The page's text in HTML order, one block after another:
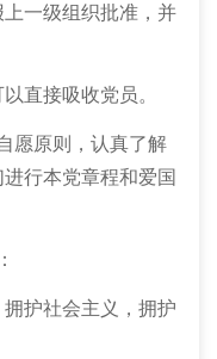
一级组织批准，并
直接吸收党员。
愿原则，认真了解
行本党章程和爱国
拥护社会主义，拥护